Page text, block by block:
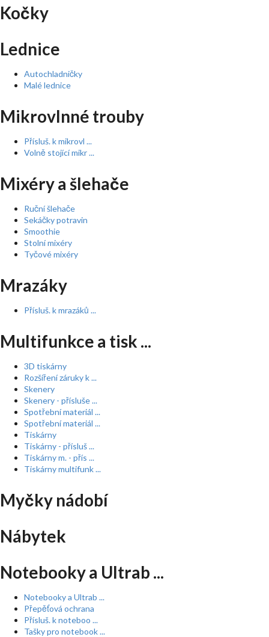
Kočky
Lednice
Autochladničky
Malé lednice
Mikrovlnné trouby
Přísluš. k mikrovl ...
Volně stojící mikr ...
Mixéry a šlehače
Ruční šlehače
Sekáčky potravin
Smoothie
Stolní mixéry
Tyčové mixéry
Mrazáky
Přísluš. k mrazáků ...
Multifunkce a tisk ...
3D tiskárny
Rozšíření záruky k ...
Skenery
Skenery - přísluše ...
Spotřební materiál ...
Spotřební materiál ...
Tiskárny
Tiskárny - přísluš ...
Tiskárny m. - přís ...
Tiskárny multifunk ...
Myčky nádobí
Nábytek
Notebooky a Ultrab ...
Notebooky a Ultrab ...
Přepěťová ochrana
Přísluš. k noteboo ...
Tašky pro notebook ...